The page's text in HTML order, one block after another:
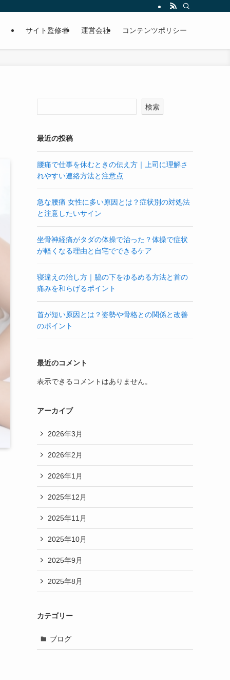
サイト監修者 運営会社 コンテンツポリシー
検索
最近の投稿
腰痛で仕事を休むときの伝え方｜上司に理解さ
れやすい連絡方法と注意点
急な腰痛 女性に多い原因とは？症状別の対処法
と注意したいサイン
坐骨神経痛がタダの体操で治った？体操で症状
が軽くなる理由と自宅でできるケア
寝違えの治し方｜脇の下をゆるめる方法と首の
痛みを和らげるポイント
首が短い原因とは？姿勢や骨格との関係と改善
のポイント
最近のコメント
表示できるコメントはありません。
アーカイブ
2026年3月
2026年2月
2026年1月
2025年12月
2025年11月
2025年10月
2025年9月
2025年8月
カテゴリー
ブログ